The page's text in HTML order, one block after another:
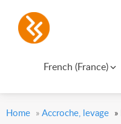
French (France)
Home » Accroche, levage »